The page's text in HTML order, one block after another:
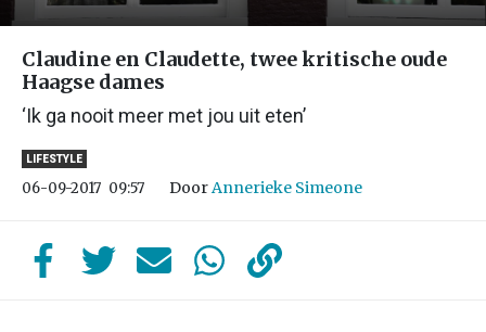
Claudine en Claudette, twee kritische oude
Haagse dames
‘Ik ga nooit meer met jou uit eten’
LIFESTYLE
06-09-2017 09:57 DoorAnnerieke Simeone